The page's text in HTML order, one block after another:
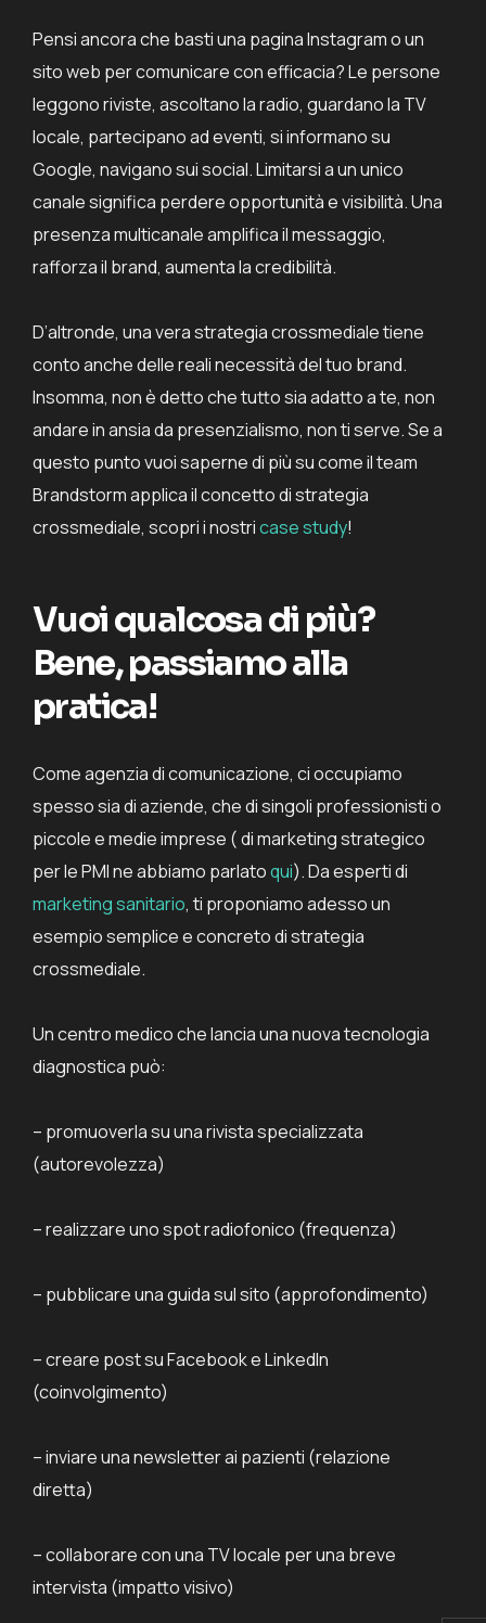
Pensi ancora che basti una pagina Instagram o un
sito web per comunicare con efficacia? Le persone
leggono riviste, ascoltano la radio, guardano la TV
locale, partecipano ad eventi, si informano su
Google, navigano sui social. Limitarsi a un unico
canale significa perdere opportunità e visibilità. Una
presenza multicanale amplifica il messaggio,
rafforza il brand, aumenta la credibilità.
D’altronde, una vera strategia crossmediale tiene
conto anche delle reali necessità del tuo brand.
Insomma, non è detto che tutto sia adatto a te, non
andare in ansia da presenzialismo, non ti serve.Se a
questo punto vuoi saperne di più su come il team
Brandstorm applica il concetto di strategia
crossmediale, scopri i nostricase study!
Vuoi qualcosa di più?
Bene, passiamo alla
pratica!
Come agenzia di comunicazione, ci occupiamo
spesso sia di aziende, che di singoli professionisti o
piccole e medie imprese (di marketing strategico
per le PMI ne abbiamo parlatoqui). Da esperti di
marketing sanitario, ti proponiamo adesso un
esempio semplice e concreto di strategia
crossmediale.
Un centro medico che lancia una nuova tecnologia
diagnostica può:
– promuoverla su una rivista specializzata
(autorevolezza)
– realizzare uno spot radiofonico (frequenza)
– pubblicare una guida sul sito (approfondimento)
– creare post su Facebook e LinkedIn
(coinvolgimento)
– inviare una newsletter ai pazienti (relazione
diretta)
– collaborare con una TV locale per una breve
intervista (impatto visivo)